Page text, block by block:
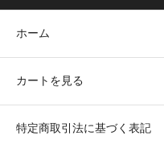
ホーム
カートを見る
特定商取引法に基づく表記